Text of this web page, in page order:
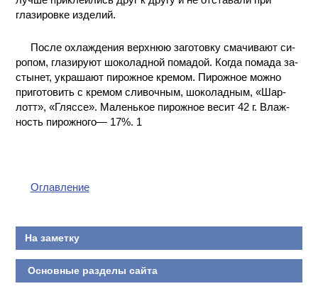
глазировке изделий.
После охлаждения верхнюю заготовку смачивают си-
ропом, глазируют шоколадной помадой. Когда помада за-
стынет, украшают пирожное кремом. Пирожное можно
приготовить с кремом сливочным, шоколадным, «Шар-
лотт», «Гляссе». Маленькое пирожное весит 42 г. Влаж-
ность пирожного— 17%. 1
Оглавление
На заметку
Основные разделы сайта